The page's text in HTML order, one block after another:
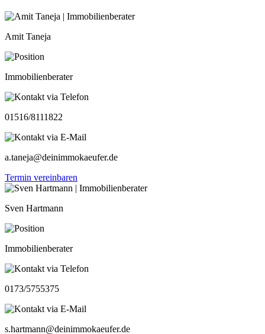
Amit Taneja
Immobilienberater
01516/8111822
a.taneja@deinimmokaeufer.de
Termin vereinbaren
Sven Hartmann
Immobilienberater
0173/5755375
s.hartmann@deinimmokaeufer.de